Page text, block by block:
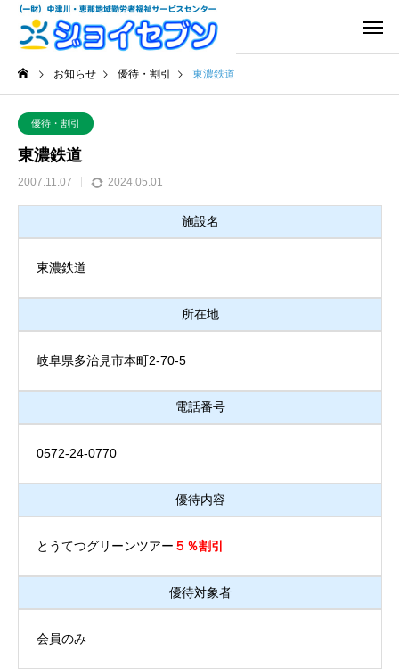
お知らせ 優待・割引 東濃鉄道
優待・割引
東濃鉄道
2007.11.07 2024.05.01
施設名
東濃鉄道
所在地
岐阜県多治見市本町2-70-5
電話番号
0572-24-0770
優待内容
とうてつグリーンツアー ５％割引
優待対象者
会員のみ